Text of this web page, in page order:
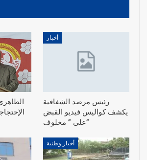
أخبار
رئيس مرصد الشفافية
يكشف كواليس فيديو القبض
على ” مخلوف”
أخبار وطنية